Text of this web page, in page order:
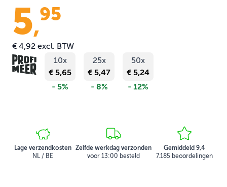
5,95
€ 4,92 excl. BTW
10x
€ 5,65
- 5%
25x
€ 5,47
- 8%
50x
€ 5,24
- 12%
Lage verzendkosten
NL / BE
Zelfde werkdag verzonden
voor 13:00 besteld
Gemiddeld 9,4
7.185 beoordelingen